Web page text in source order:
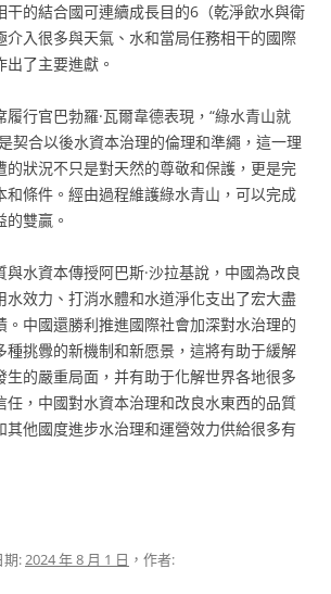
干的結合國可連續成長目的6（乾淨飲水與衛
介入很多與天氣、水和當局任務相干的國際
了主要進獻。
行官巴勃羅·瓦爾韋德表現，“綠水青山就
契合以後水資本治理的倫理和準繩，這一理
的狀況不只是對天然的尊敬和保護，更是完
和條件。經由過程維護綠水青山，可以完成
雙贏。
水資本傳授阿巴斯·沙拉基說，中國為改良
水效力、打消水體和水道淨化支出了宏大盡
。中國還勝利推進國際社會加深對水治理的
種挑釁的新機制和新愿景，這將有助于緩解
生的嚴重局面，并有助于化解世界各地很多
任，中國對水資本治理和改良水東西的品質
其他國度進步水治理和運營效力供給很多有
期:2024 年 8 月 1 日 ，作者: